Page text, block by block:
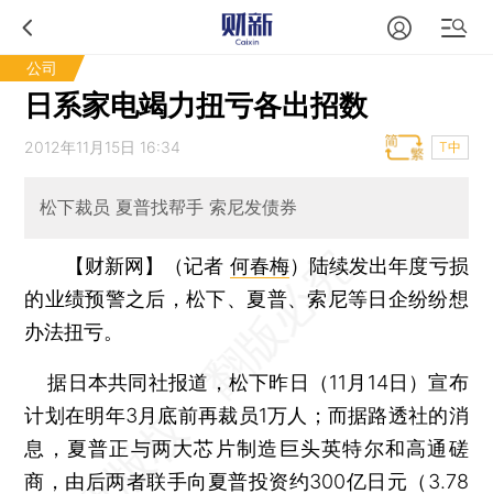
公司
日系家电竭力扭亏各出招数
2012年11月15日 16:34 T中
松下裁员 夏普找帮手 索尼发债券
【财新网】（记者 何春梅） 陆续发出年度亏损
的业绩预警之后，松下、夏普、索尼等日企纷纷想
办法扭亏。
据日本共同社报道，松下昨日（11月14日）宣布
计划在明年3月底前再裁员1万人；而据路透社的消
息，夏普正与两大芯片制造巨头英特尔和高通磋
商，由后两者联手向夏普投资约300亿日元（3.78